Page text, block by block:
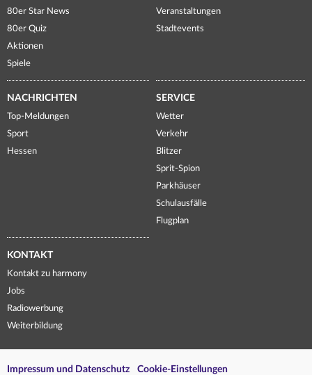
80er Star News
80er Quiz
Aktionen
Spiele
Veranstaltungen
Stadtevents
NACHRICHTEN
Top-Meldungen
Sport
Hessen
SERVICE
Wetter
Verkehr
Blitzer
Sprit-Spion
Parkhäuser
Schulausfälle
Flugplan
KONTAKT
Kontakt zu harmony
Jobs
Radiowerbung
Weiterbildung
Impressum und Datenschutz Cookie-Einstellungen